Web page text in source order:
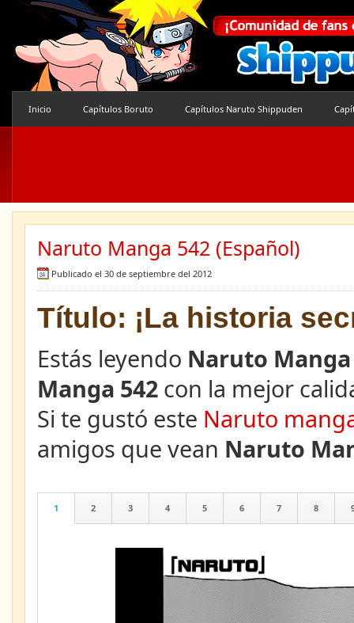
Inicio Capítulos Boruto Capítulos Naruto Shippuden
Naruto Manga 542 (Español)
Publicado el 30 de septiembre del 2012
Título: ¡La historia
Estás leyendo Naruto Manga
Manga 542 con la mejor
Si te gustó este Naruto
amigos que vean Naruto
1 2 3 4 5 6 7 8